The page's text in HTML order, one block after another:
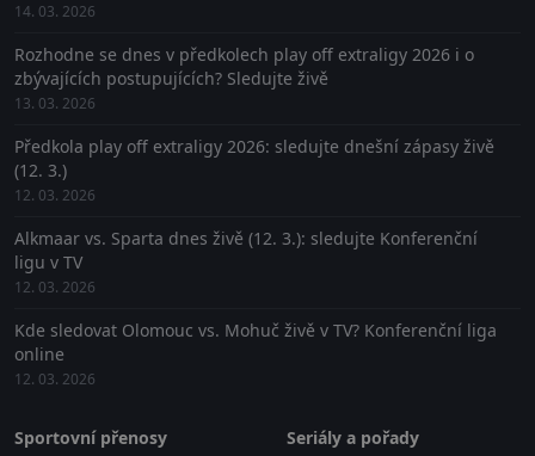
14. 03. 2026
Rozhodne se dnes v předkolech play off extraligy 2026 i o
zbývajících postupujících? Sledujte živě
13. 03. 2026
Předkola play off extraligy 2026: sledujte dnešní zápasy živě
(12. 3.)
12. 03. 2026
Alkmaar vs. Sparta dnes živě (12. 3.): sledujte Konferenční
ligu v TV
12. 03. 2026
Kde sledovat Olomouc vs. Mohuč živě v TV? Konferenční liga
online
12. 03. 2026
Sportovní přenosy
Seriály a pořady